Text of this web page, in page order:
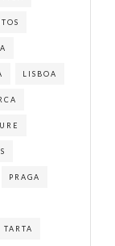
LISBOA
PRAGA
TARTA